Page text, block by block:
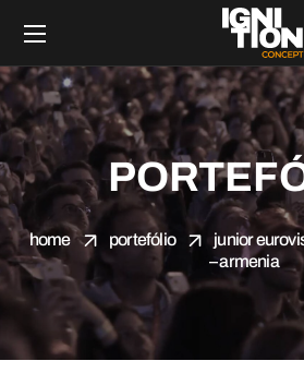
home portefólio
junior
– armenia